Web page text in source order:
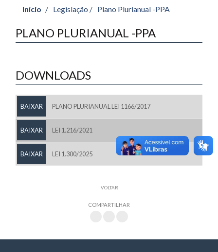
Início / Legislação / Plano Plurianual -PPA
PLANO PLURIANUAL -PPA
DOWNLOADS
BAIXAR PLANO PLURIANUAL LEI 1166/2017
BAIXAR LEI 1.216/2021
BAIXAR LEI 1.300/2025
VOLTAR
COMPARTILHAR